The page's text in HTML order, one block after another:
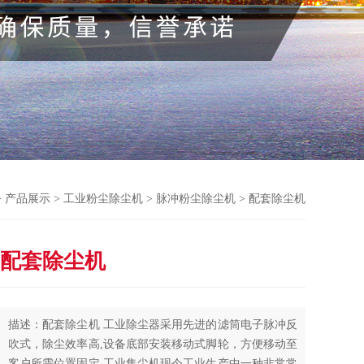
产品展示 > 工业粉尘除尘机 > 脉冲粉尘除尘机 > 配套除尘机
配套除尘机
描述：配套除尘机 工业除尘器采用先进的滤筒电子脉冲反
吹式，除尘效率高,设备底部安装移动式脚轮，方便移动至